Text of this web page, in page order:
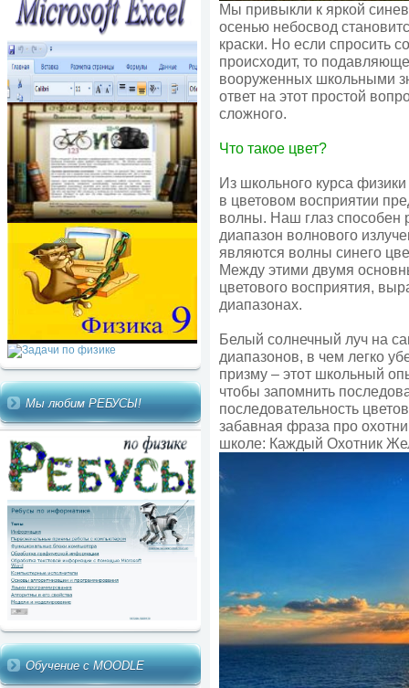
Мы любим РЕБУСЫ!
Обучение с MOODLE
Мы привыкли к яркой
осенью небосвод
краски. Но если спросить
происходит, то
вооруженных школьными
ответ на этот простой
сложного.
Что такое цвет?
Из школьного курса
в цветовом восприятии
волны. Наш глаз способен
диапазон волнового
являются волны синего
Между этими двумя
цветового восприятия,
диапазонах.
Белый солнечный луч на
диапазонов, в чем легко
призму – этот школьный
чтобы запомнить
последовательность
забавная фраза про
школе: Каждый Охотник